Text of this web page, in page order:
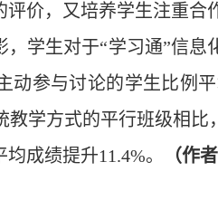
价，又培养学生注重合
学生对于“学习通”信
参与讨论的学生比例
教学方式的平行班级相
成绩提升11.4%。
（作